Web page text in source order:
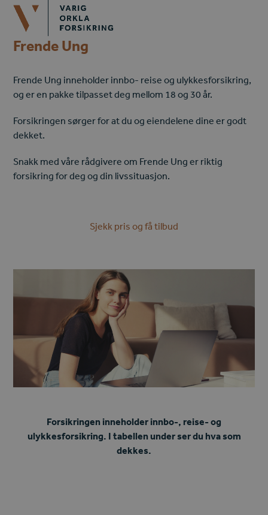
Skip
content
Open
mobile
menu
Close
mobile
menu
Frende Ung
Frende Ung inneholder innbo- reise og ulykkesforsikring,
og er en pakke tilpasset deg mellom 18 og 30 år.
Forsikringen sørger for at du og eiendelene dine er godt
dekket.
Snakk med våre rådgivere om Frende Ung er riktig
forsikring for deg og din livssituasjon.
Sjekk pris og få tilbud
Forsikringen inneholder innbo-, reise- og
ulykkesforsikring. I tabellen under ser du hva som
dekkes.